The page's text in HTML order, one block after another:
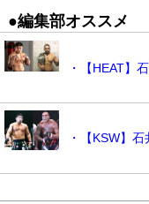
●編集部オススメ
・【HEAT】
・【KSW】